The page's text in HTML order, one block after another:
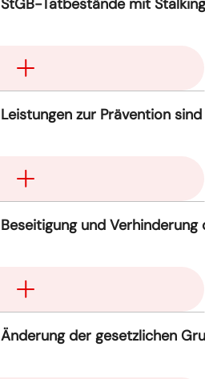
StGB-Tatbestände mit
Leistungen zur Prävention
Beseitigung und
Änderung der gesetzlichen